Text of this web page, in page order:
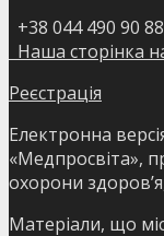
+38 044 490 90 88
Наша сторінка
Реєстрація
Електронна
«Медпросвіта»,
охорони
Матеріали, що